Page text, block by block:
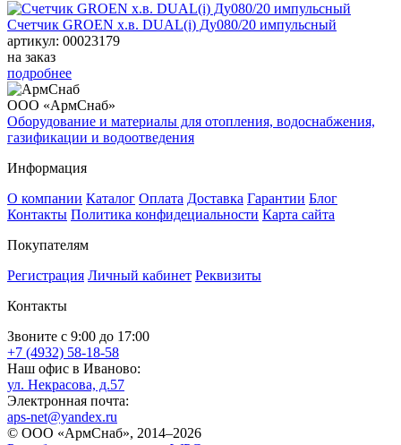
Счетчик GROEN х.в. DUAL(i) Ду080/20 импульсный
артикул: 00023179
на заказ
подробнее
ООО «АрмСнаб»
Оборудование и материалы для отопления, водоснабжения,
газификации и водоотведения
Информация
О компании Каталог Оплата Доставка Гарантии Блог
Контакты Политика конфидециальности Карта сайта
Покупателям
Регистрация Личный кабинет Реквизиты
Контакты
Звоните с 9:00 до 17:00
+7 (4932) 58-18-58
Наш офис в Иваново:
ул. Некрасова, д.57
Электронная почта:
aps-net@yandex.ru
© ООО «АрмСнаб», 2014–2026